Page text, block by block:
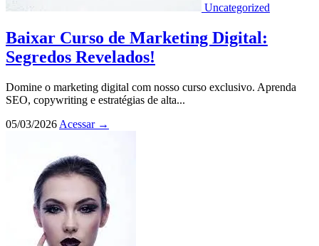
Uncategorized
Baixar Curso de Marketing Digital:
Segredos Revelados!
Domine o marketing digital com nosso curso exclusivo. Aprenda
SEO, copywriting e estratégias de alta...
05/03/2026 Acessar →